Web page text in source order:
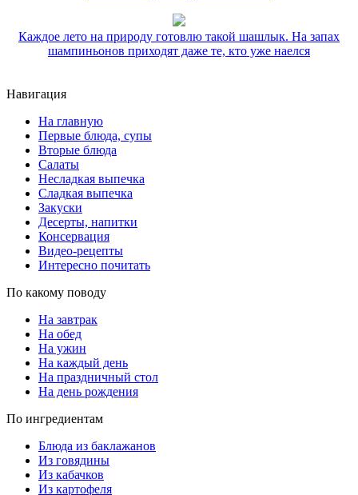
Каждое лето на природу готовлю такой шашлык. На запах
шампиньонов приходят даже те, кто уже наелся
Навигация
На главную
Первые блюда, супы
Вторые блюда
Салаты
Несладкая выпечка
Сладкая выпечка
Закуски
Десерты, напитки
Консервация
Видео-рецепты
Интересно почитать
По какому поводу
На завтрак
На обед
На ужин
На каждый день
На праздничный стол
На день рождения
По ингредиентам
Блюда из баклажанов
Из говядины
Из кабачков
Из картофеля